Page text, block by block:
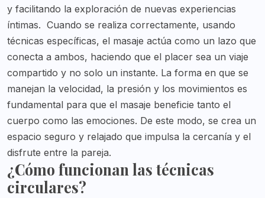
y facilitando la exploración de nuevas experiencias
íntimas. Cuando se realiza correctamente, usando
técnicas específicas, el masaje actúa como un lazo que
conecta a ambos, haciendo que el placer sea un viaje
compartido y no solo un instante. La forma en que se
manejan la velocidad, la presión y los movimientos es
fundamental para que el masaje beneficie tanto el
cuerpo como las emociones. De este modo, se crea un
espacio seguro y relajado que impulsa la cercanía y el
disfrute entre la pareja.
¿Cómo funcionan las técnicas
circulares?